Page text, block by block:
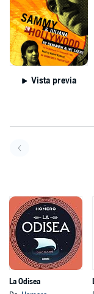
Vista previa
La Odisea